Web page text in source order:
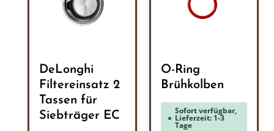
DeLonghi
Filtereinsatz 2
Tassen für
Siebträger EC
O-Ring
Brühkolben
Sofort verfügbar,
Lieferzeit: 1-3
Tage